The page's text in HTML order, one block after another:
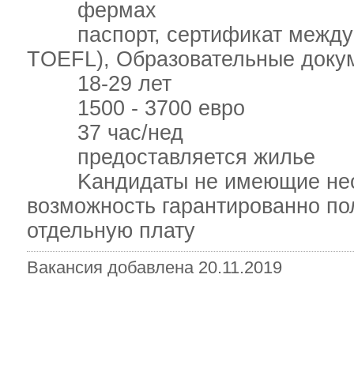
фермах
паспорт, сертификат
TOEFL), Образовательные
18-29 лет
1500 - 3700 евро
37 час/нед
предоставляется жилье
Kандидаты не имеющие
возможность гарантированно
отдельную плату
Вакансия добавлена 20.11.2019